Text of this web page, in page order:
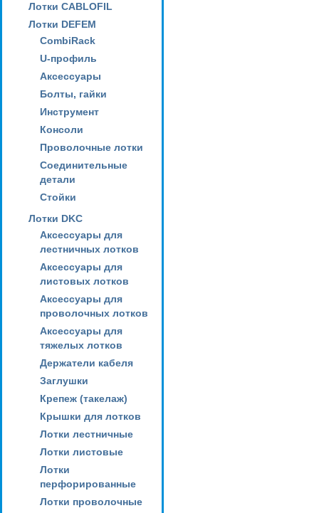
Лотки CABLOFIL
Лотки DEFEM
CombiRack
U-профиль
Аксессуары
Болты, гайки
Инструмент
Консоли
Проволочные лотки
Соединительные
детали
Стойки
Лотки DKC
Аксессуары для
лестничных лотков
Аксессуары для
листовых лотков
Аксессуары для
проволочных лотков
Аксессуары для
тяжелых лотков
Держатели кабеля
Заглушки
Крепеж (такелаж)
Крышки для лотков
Лотки лестничные
Лотки листовые
Лотки
перфорированные
Лотки проволочные